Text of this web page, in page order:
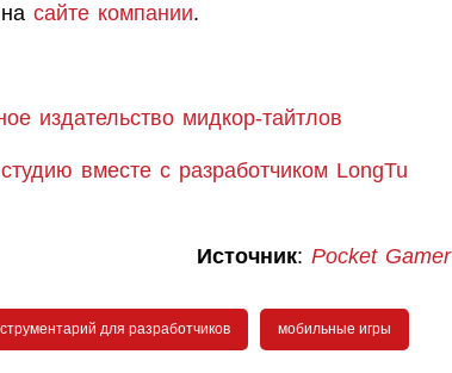
сайте компании.
издательство мидкор-тайтлов
вместе с разработчиком LongTu
Источник: Pocket Gamer
для разработчиков мобильные игры